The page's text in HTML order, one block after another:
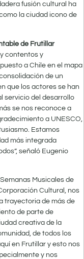
fusión cultural ha
la ciudad icono de
de Frutillar
contentos y
a Chile en el mapa
de un
que los actores se han
servicio del desarrollo
se nos reconoce a
a UNESCO,
Estamos
más integrada
señaló Eugenio
Musicales de
Cultural, nos
trayectoria de más de
de parte de
creativa de la
de todos los
en Frutillar y esto nos
y nos